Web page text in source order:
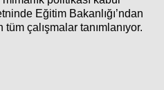
Eğitim Bakanlığı’ndan
çalışmalar tanımlanıyor.